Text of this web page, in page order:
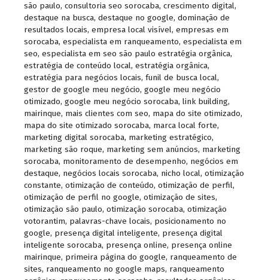
são paulo, consultoria seo sorocaba, crescimento digital,
destaque na busca, destaque no google, dominação de
resultados locais, empresa local visível, empresas em
sorocaba, especialista em ranqueamento, especialista em
seo, especialista em seo são paulo estratégia orgânica,
estratégia de conteúdo local, estratégia orgânica,
estratégia para negócios locais, funil de busca local,
gestor de google meu negócio, google meu negócio
otimizado, google meu negócio sorocaba, link building,
mairinque, mais clientes com seo, mapa do site otimizado,
mapa do site otimizado sorocaba, marca local forte,
marketing digital sorocaba, marketing estratégico,
marketing são roque, marketing sem anúncios, marketing
sorocaba, monitoramento de desempenho, negócios em
destaque, negócios locais sorocaba, nicho local, otimização
constante, otimização de conteúdo, otimização de perfil,
otimização de perfil no google, otimização de sites,
otimização são paulo, otimização sorocaba, otimização
votorantim, palavras-chave locais, posicionamento no
google, presença digital inteligente, presença digital
inteligente sorocaba, presença online, presença online
mairinque, primeira página do google, ranqueamento de
sites, ranqueamento no google maps, ranqueamento